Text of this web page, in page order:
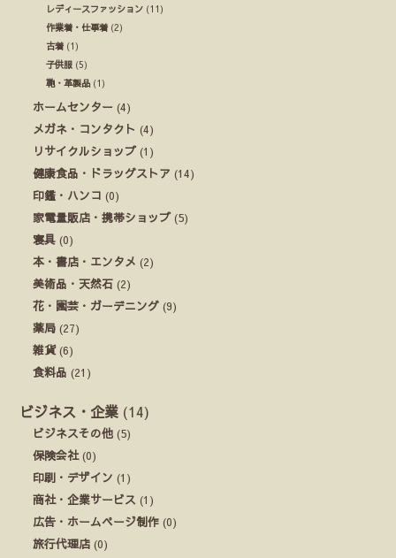
レディースファッション (11)
作業着・仕事着 (2)
古着 (1)
子供服 (5)
鞄・革製品 (1)
ホームセンター (4)
メガネ・コンタクト (4)
リサイクルショップ (1)
健康食品・ドラッグストア (14)
印鑑・ハンコ (0)
家電量販店・携帯ショップ (5)
寝具 (0)
本・書店・エンタメ (2)
美術品・天然石 (2)
花・園芸・ガーデニング (9)
薬局 (27)
雑貨(6)
食料品 (21)
ビジネス・企業 (14)
ビジネスその他 (5)
保険会社(0)
印刷・デザイン (1)
商社・企業サービス (1)
広告・ホームページ制作 (0)
旅行代理店 (0)